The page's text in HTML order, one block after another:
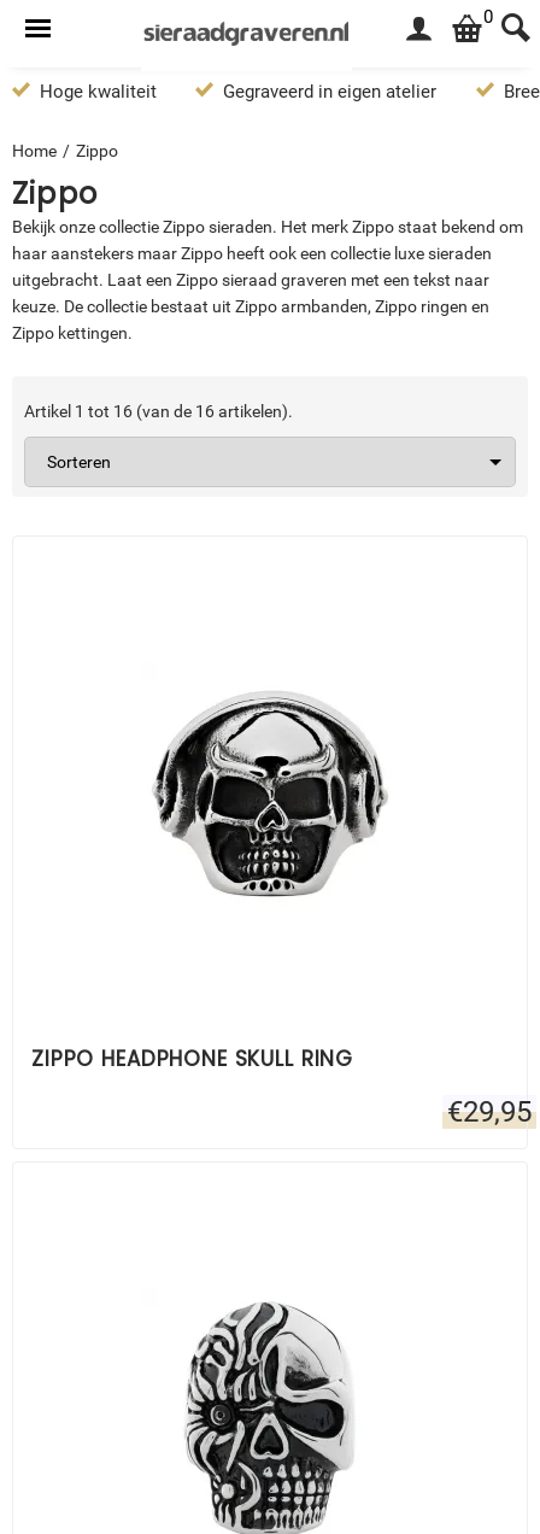
0
Hoge kwaliteit Gegraveerd in eigen atelier
Home / Zippo
Zippo
Bekijk onze collectie Zippo sieraden. Het merk Zippo staat bekend om
haar aanstekers maar Zippo heeft ook een collectie luxe sieraden
uitgebracht. Laat een Zippo sieraad graveren met een tekst naar
keuze. De collectie bestaat uit Zippo armbanden, Zippo ringen en
Zippo kettingen.
Artikel 1 tot 16 (van de 16artikelen).
ZIPPO HEADPHONE SKULL RING
€29,95